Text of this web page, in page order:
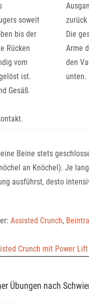
soweit
bis der
Rücken
vom
ist.
Gesäß
Die
Arme
den
unten.
Beine stets
an Knöchel). Je
ausführst, desto
Assisted Crunch,
Crunch mit Power Lift
Übungen nach